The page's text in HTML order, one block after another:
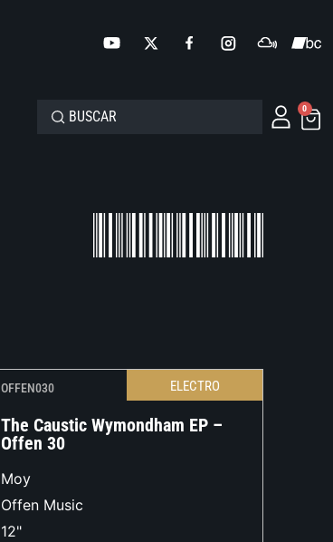
0
OFFEN030 ELECTRO
The Caustic Wymondham EP –
Offen 30
Moy
Offen Music
12"